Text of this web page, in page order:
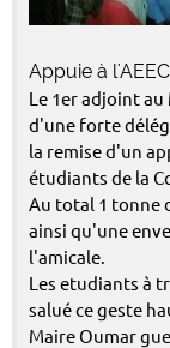
Appuie à
Le 1er adjoint
d'une forte
la remise d'un
étudiants de la
Au total 1 tonne
ainsi qu'une
l'amicale.
Les etudiants à
salué ce geste
Maire Oumar